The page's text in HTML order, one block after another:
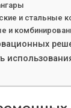
и стальные
и